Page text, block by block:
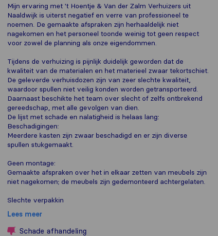
Mijn ervaring met 't Hoentje & Van der Zalm Verhuizers uit
Naaldwijk is uiterst negatief en verre van professioneel te
noemen. De gemaakte afspraken zijn herhaaldelijk niet
nagekomen en het personeel toonde weinig tot geen respect
voor zowel de planning als onze eigendommen.
Tijdens de verhuizing is pijnlijk duidelijk geworden dat de
kwaliteit van de materialen en het materieel zwaar tekortschiet.
De geleverde verhuisdozen zijn van zeer slechte kwaliteit,
waardoor spullen niet veilig konden worden getransporteerd.
Daarnaast beschikte het team over slecht of zelfs ontbrekend
gereedschap, met alle gevolgen van dien.
De lijst met schade en nalatigheid is helaas lang:
Beschadigingen:
Meerdere kasten zijn zwaar beschadigd en er zijn diverse
spullen stukgemaakt.
Geen montage:
Gemaakte afspraken over het in elkaar zetten van meubels zijn
niet nagekomen; de meubels zijn gedemonteerd achtergelaten.
Slechte verpakkin
Lees meer
Schade afhandeling